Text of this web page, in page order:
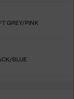
GREY/PINK
BLUE